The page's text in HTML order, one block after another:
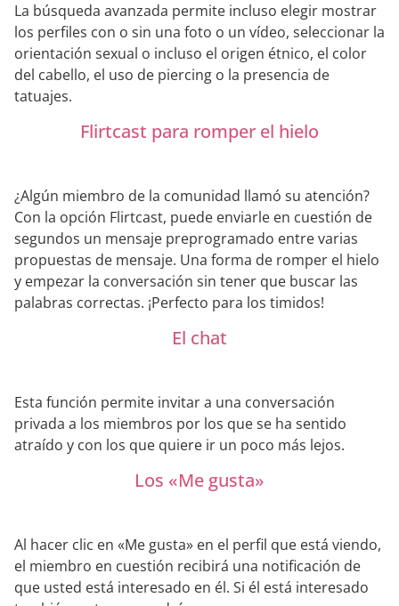
La búsqueda avanzada permite incluso elegir mostrar
los perfiles con o sin una foto o un vídeo, seleccionar la
orientación sexual o incluso el origen étnico, el color
del cabello, el uso de piercing o la presencia de
tatuajes.
Flirtcast para romper el hielo
¿Algún miembro de la comunidad llamó su atención?
Con la opción Flirtcast, puede enviarle en cuestión de
segundos un mensaje preprogramado entre varias
propuestas de mensaje. Una forma de romper el hielo
y empezar la conversación sin tener que buscar las
palabras correctas. ¡Perfecto para los timidos!
El chat
Esta función permite invitar a una conversación
privada a los miembros por los que se ha sentido
atraído y con los que quiere ir un poco más lejos.
Los «Me gusta»
Al hacer clic en «Me gusta» en el perfil que está viendo,
el miembro en cuestión recibirá una notificación de
que usted está interesado en él. Si él está interesado